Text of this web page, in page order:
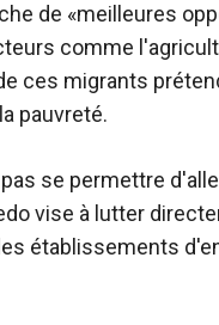
de «meilleures
comme
ces migrants
pauvreté.
se permettre
vise à lutter
établissements